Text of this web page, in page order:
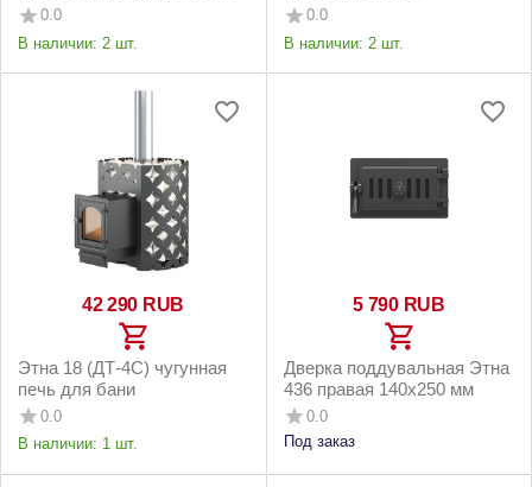
0.0
В наличии: 2 шт.
0.0
В наличии: 2 шт.
42 290 RUB
Этна 18 (ДТ-4С) чугунная
печь для бани
0.0
В наличии: 1 шт.
5 790 RUB
Дверка поддувальная Этна
436 правая 140х250 мм
0.0
Под заказ